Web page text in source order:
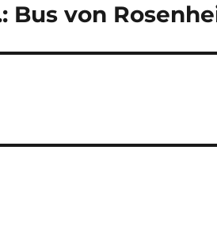
Bus von